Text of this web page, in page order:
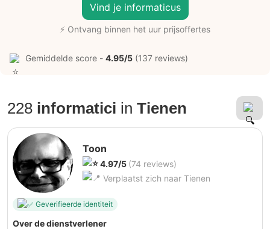
Vind je informaticus
⚡ Ontvang binnen het uur prijsoffertes
Gemiddelde score - 4.95/5 (137 reviews)
228 informatici in Tienen
Toon
4.97/5 (74 reviews)
Verplaatst zich naar Tienen
Geverifieerde identiteit
Over de dienstverlener